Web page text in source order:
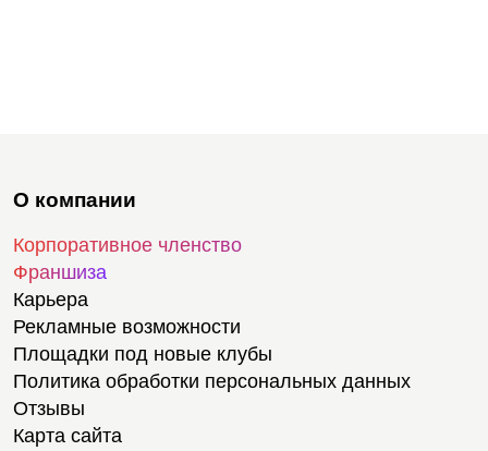
О компании
Корпоративное членство
Франшиза
Карьера
Рекламные возможности
Площадки под новые клубы
Политика обработки персональных данных
Отзывы
Карта сайта